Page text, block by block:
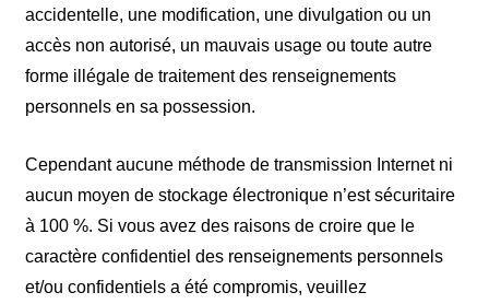
accidentelle, une modification, une divulgation ou un
accès non autorisé, un mauvais usage ou toute autre
forme illégale de traitement des renseignements
personnels en sa possession.
Cependant aucune méthode de transmission Internet ni
aucun moyen de stockage électronique n’est sécuritaire
à 100 %. Si vous avez des raisons de croire que le
caractère confidentiel des renseignements personnels
et/ou confidentiels a été compromis, veuillez